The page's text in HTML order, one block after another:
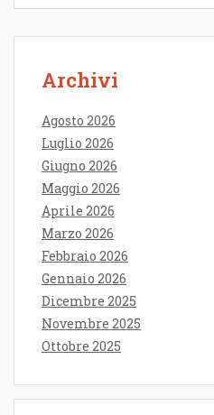
Archivi
Agosto 2026
Luglio 2026
Giugno 2026
Maggio 2026
Aprile 2026
Marzo 2026
Febbraio 2026
Gennaio 2026
Dicembre 2025
Novembre 2025
Ottobre 2025